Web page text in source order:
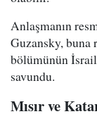
Anlaşmanın
Guzansky,
bölümünün
savundu.
Mısır ve